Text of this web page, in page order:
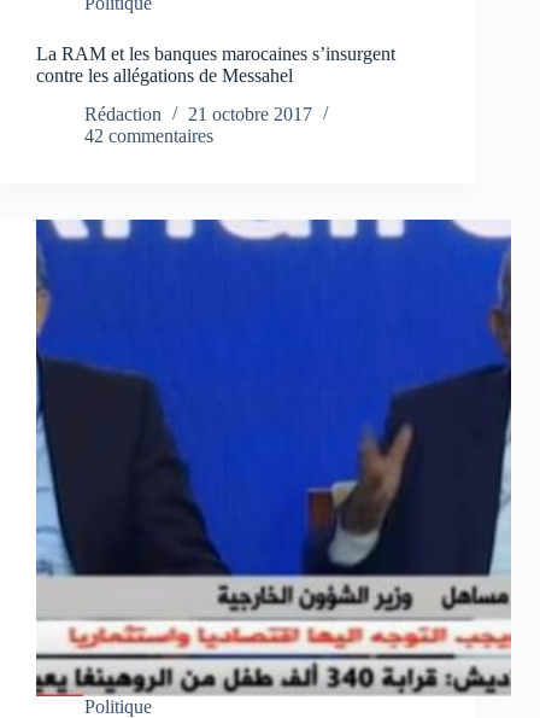
La RAM et les banques marocaines s’insurgent
contre les allégations de Messahel
Rédaction
21 octobre 2017
42 commentaires
Politique